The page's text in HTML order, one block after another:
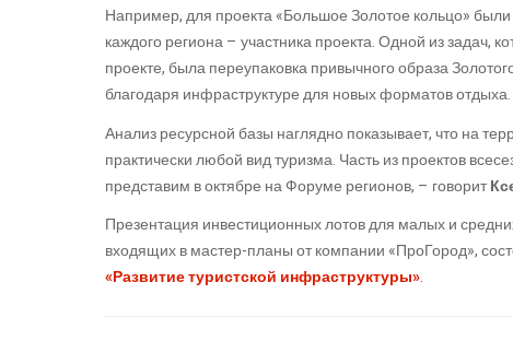
Например, для проекта «Большое Золотое кольцо»
каждого региона – участника проекта. Одной из
проекте, была переупаковка привычного образа
благодаря инфраструктуре для новых форматов отдыха.
Анализ ресурсной базы наглядно показывает, что на
практически любой вид туризма. Часть из проектов
представим в октябре на Форуме регионов, – говорит
Презентация инвестиционных лотов для малых и
входящих в мастер-планы от компании «ПроГород»,
«Развитие туристской инфраструктуры».